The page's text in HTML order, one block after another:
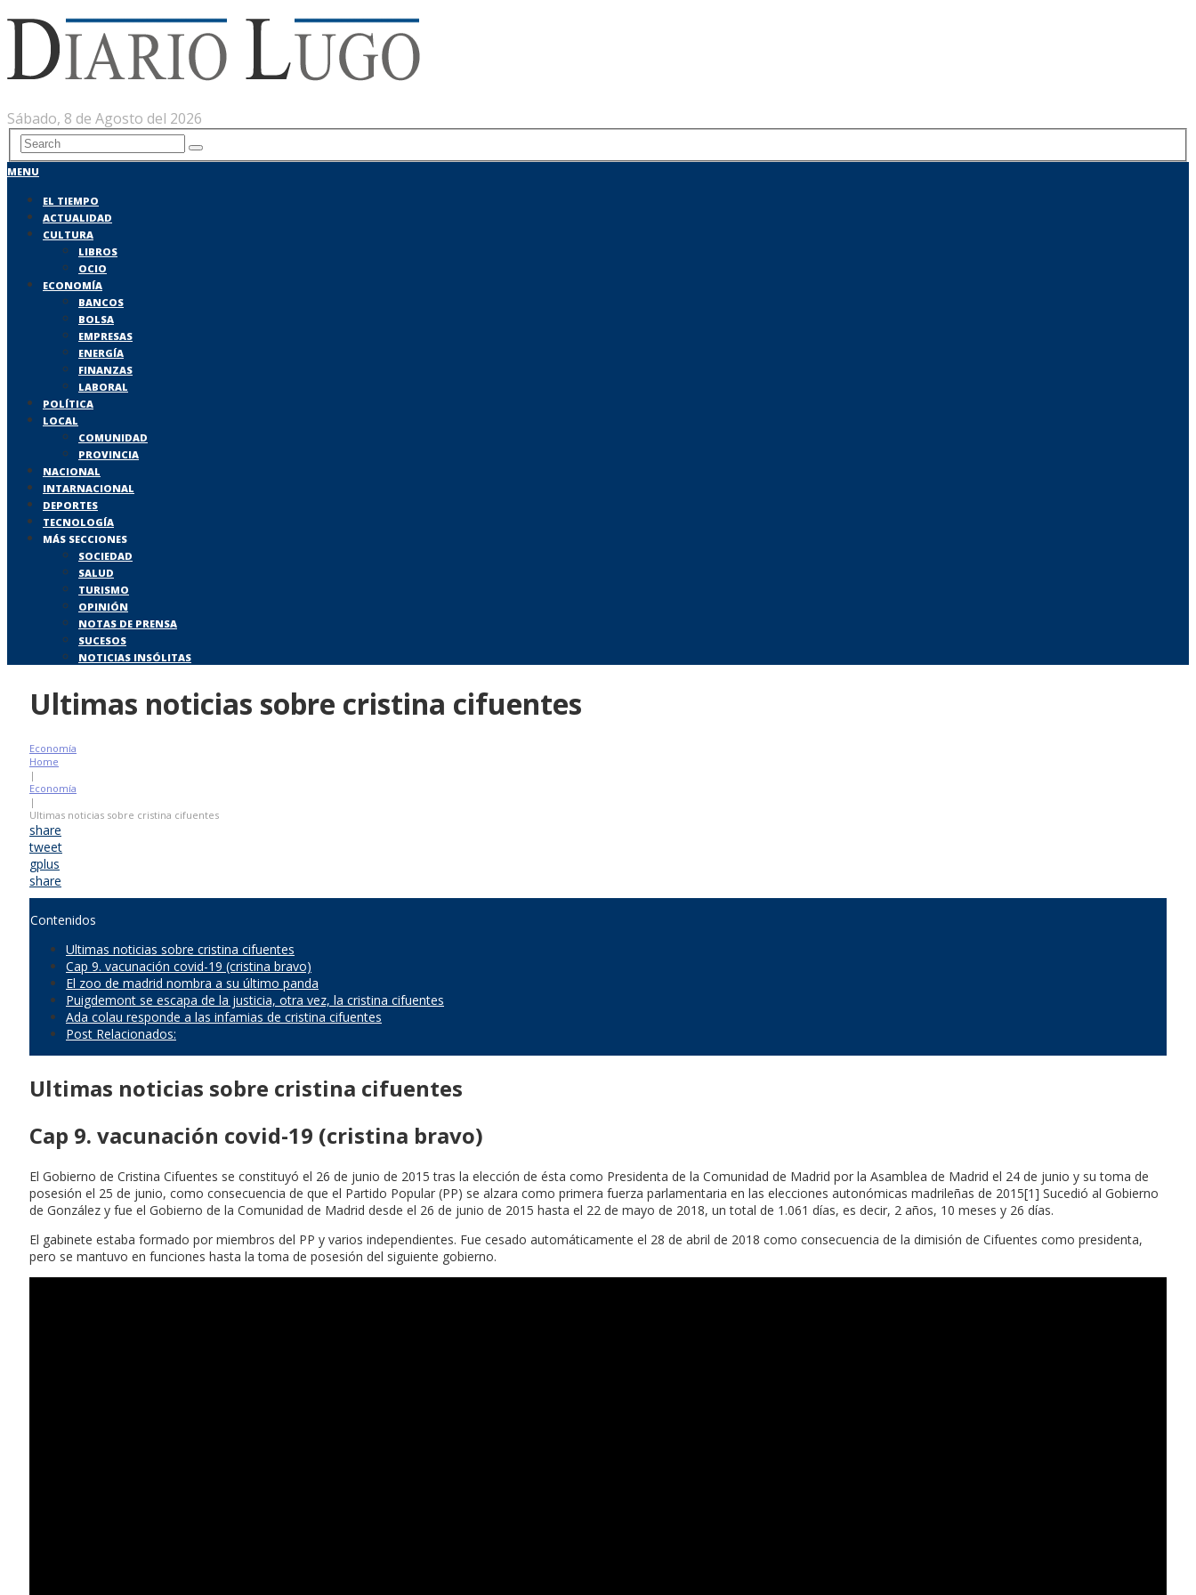
Sábado, 8 de Agosto del 2026
MENU
EL TIEMPO
ACTUALIDAD
CULTURA
LIBROS
OCIO
ECONOMÍA
BANCOS
BOLSA
EMPRESAS
ENERGÍA
FINANZAS
LABORAL
POLÍTICA
LOCAL
COMUNIDAD
PROVINCIA
NACIONAL
INTARNACIONAL
DEPORTES
TECNOLOGÍA
MÁS SECCIONES
SOCIEDAD
SALUD
TURISMO
OPINIÓN
NOTAS DE PRENSA
SUCESOS
NOTICIAS INSÓLITAS
Ultimas noticias sobre cristina cifuentes
Economía
Home
|
Economía
|
Ultimas noticias sobre cristina cifuentes
share
tweet
gplus
share
Contenidos
Ultimas noticias sobre cristina cifuentes
Cap 9. vacunación covid-19 (cristina bravo)
El zoo de madrid nombra a su último panda
Puigdemont se escapa de la justicia, otra vez, la cristina cifuentes
Ada colau responde a las infamias de cristina cifuentes
Post Relacionados:
Ultimas noticias sobre cristina cifuentes
Cap 9. vacunación covid-19 (cristina bravo)
El Gobierno de Cristina Cifuentes se constituyó el 26 de junio de 2015 tras la elección de ésta como Presidenta de la Comunidad de Madrid por la Asamblea de Madrid el 24 de junio y su toma de
posesión el 25 de junio, como consecuencia de que el Partido Popular (PP) se alzara como primera fuerza parlamentaria en las elecciones autonómicas madrileñas de 2015[1] Sucedió al Gobierno
de González y fue el Gobierno de la Comunidad de Madrid desde el 26 de junio de 2015 hasta el 22 de mayo de 2018, un total de 1.061 días, es decir, 2 años, 10 meses y 26 días.
El gabinete estaba formado por miembros del PP y varios independientes. Fue cesado automáticamente el 28 de abril de 2018 como consecuencia de la dimisión de Cifuentes como presidenta,
pero se mantuvo en funciones hasta la toma de posesión del siguiente gobierno.